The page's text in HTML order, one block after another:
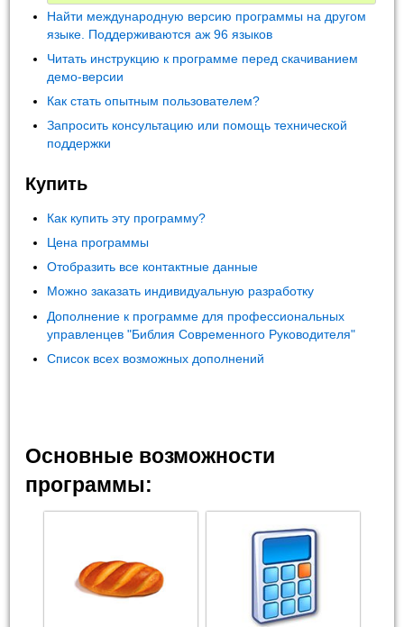
Найти международную версию программы на другом
языке. Поддерживаются аж 96 языков
Читать инструкцию к программе перед скачиванием
демо-версии
Как стать опытным пользователем?
Запросить консультацию или помощь технической
поддержки
Купить
Как купить эту программу?
Цена программы
Отобразить все контактные данные
Можно заказать индивидуальную разработку
Дополнение к программе для профессиональных
управленцев "Библия Современного Руководителя"
Список всех возможных дополнений
Основные возможности
программы: